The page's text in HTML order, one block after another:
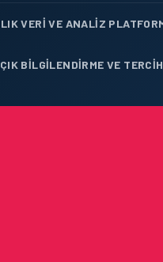
VERI VE ANALIZ
BILGILENDIRME VE